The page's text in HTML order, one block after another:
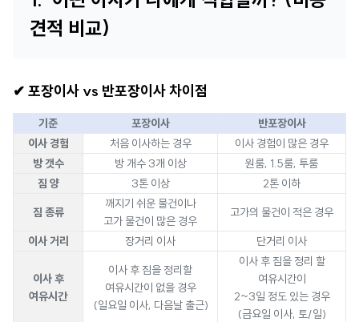
견적 비교)
✔ 포장이사 vs 반포장이사 차이점
기준 포장이사
반포장이사
이사 경험
처음 이사하는 경우
이사 경험이 많은 경우
방 갯수
방 개수 3개 이상
원룸, 1.5룸, 투룸
짐 양
3톤 이상
2톤 이하
짐 종류
깨지기 쉬운 물건이나
고가 물건이 많은 경우
고가의 물건이 적은 경우
이사 거리
장거리 이사 단거리 이사
이사 후
여유시간
이사 후 짐을 정리할
여유시간이 없을 경우
(일요일 이사, 다음날 출근)
이사 후 짐을 정리 할
여유시간이
2~3일 정도 있는 경우
(금요일 이사, 토/일)